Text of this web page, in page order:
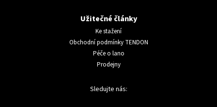
Užitečné články
Ke stažení
Obchodní podmínky TENDON
Péče o lano
Prodejny
Sledujte nás: